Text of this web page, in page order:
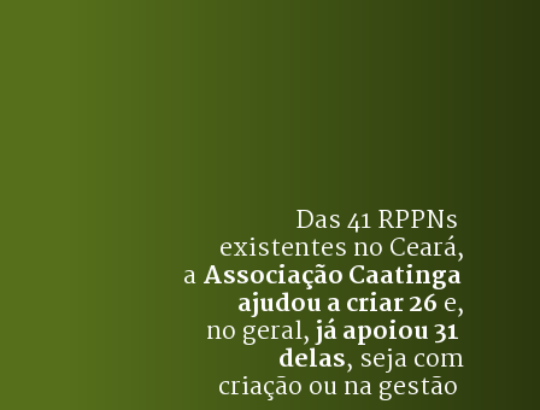
Das 41 RPPNs
existentes no Ceará,
a Associação Caatinga
ajudou a criar 26 e,
no geral, já apoiou 31
delas, seja com
criação ou na gestão